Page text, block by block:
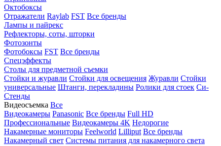
Октобоксы
Отражатели Raylab FST Все бренды
Лампы и пайрекс
Рефлекторы, соты, шторки
Фотозонты
Фотобоксы FST Все бренды
Спецэффекты
Столы для предметной съемки
Стойки и журавли Стойки для освещения Журавли Стойки
универсальные Штанги, перекладины Ролики для стоек Си-
Стенды
Видеосъемка Все
Видеокамеры Panasonic Все бренды Full HD
Профессиональные Видеокамеры 4K Недорогие
Накамерные мониторы Feelworld Lilliput Все бренды
Накамерный свет Системы питания для накамерного света